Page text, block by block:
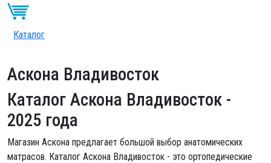
Каталог
Аскона Владивосток
Каталог Аскона Владивосток -
2025 года
Магазин Аскона предлагает большой выбор анатомических
матрасов. Каталог Аскона Владивосток - это ортопедические